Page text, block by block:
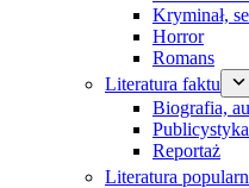
Kryminał,
Horror
Romans
Literatura faktu
Biografia,
Reportaż
Literatura